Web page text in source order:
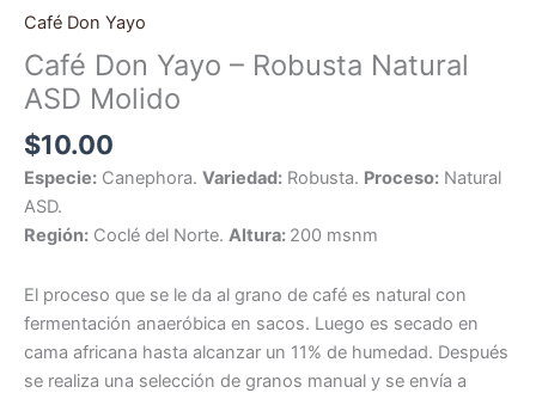
Café Don Yayo
Café Don Yayo – Robusta Natural
ASD Molido
$10.00
Especie: Canephora. Variedad: Robusta. Proceso: Natural
ASD.
Región: Coclé del Norte. Altura: 200 msnm
El proceso que se le da al grano de café es natural con
fermentación anaeróbica en sacos. Luego es secado en
cama africana hasta alcanzar un 11% de humedad. Después
se realiza una selección de granos manual y se envía a